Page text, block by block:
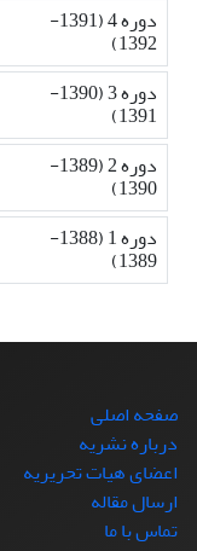
دوره 4 (1391-
1392)
دوره 3 (1390-
1391)
دوره 2 (1389-
1390)
دوره 1 (1388-
1389)
صفحه اصلی
درباره نشریه
اعضای هیات تحریریه
ارسال مقاله
تماس با ما